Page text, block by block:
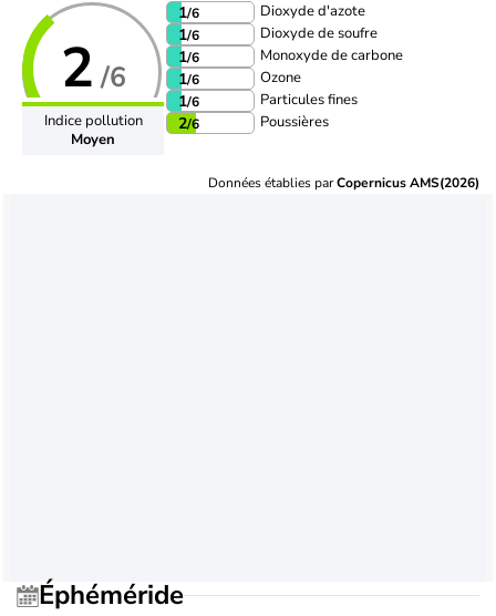
2 /6
Indice pollution
Moyen
1/6 Dioxyde d'azote
1/6 Dioxyde de soufre
1/6 Monoxyde de carbone
1/6 Ozone
1/6 Particules fines
2/6 Poussières
Données établies parCopernicus AMS(2026)
Éphéméride